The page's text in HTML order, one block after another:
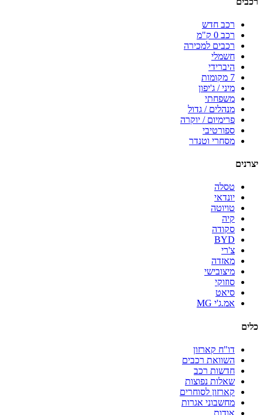
רכב חדש
רכב 0 ק"מ
רכבים למכירה
חשמלי
היברידי
7 מקומות
מיני / ג'יפון
משפחתי
מנהלים / גדול
פרימיום / יוקרה
ספורטיבי
מסחרי וטנדר
יצרנים
טסלה
יונדאי
טויוטה
קיה
סקודה
BYD
צ'רי
מאזדה
מיצובישי
סוזוקי
סיאט
אמ.ג'י MG
כלים
דו"ח קארזון
השוואת רכבים
חדשות רכב
שאלות נפוצות
קארזון לסוחרים
מחשבוני אגרות
אודות